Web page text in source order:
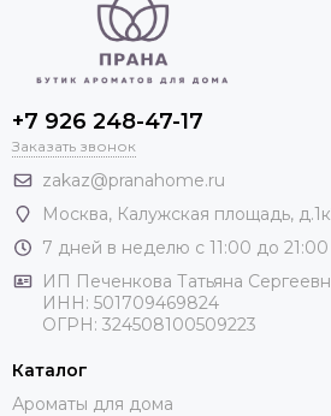
+7 926 248-47-17
Заказать звонок
zakaz@pranahome.ru
Москва, Калужская площадь,
7 дней в неделю с 11:00 до 21:00
ИП Печенкова Татьяна
ИНН: 501709469824
ОГРН: 324508100509223
Каталог
Ароматы для дома